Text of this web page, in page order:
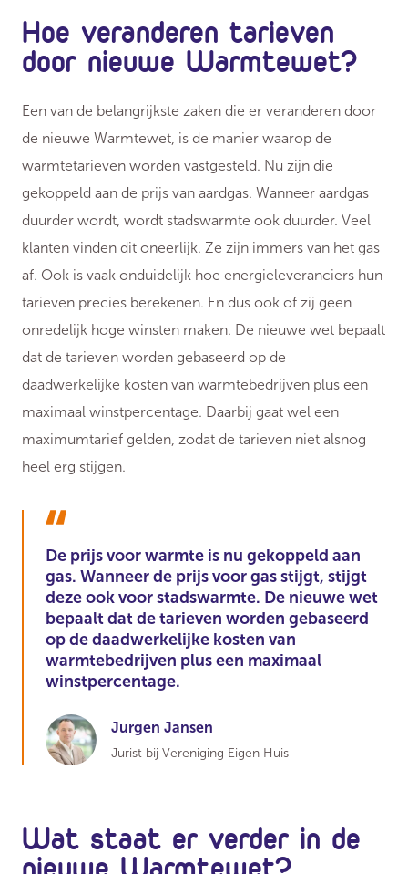
Hoe veranderen tarieven
door nieuwe Warmtewet?
Een van de belangrijkste zaken die er veranderen door
de nieuwe Warmtewet, is de manier waarop de
warmtetarieven worden vastgesteld. Nu zijn die
gekoppeld aan de prijs van aardgas. Wanneer aardgas
duurder wordt, wordt stadswarmte ook duurder. Veel
klanten vinden dit oneerlijk. Ze zijn immers van het gas
af. Ook is vaak onduidelijk hoe energieleveranciers hun
tarieven precies berekenen. En dus ook of zij geen
onredelijk hoge winsten maken. De nieuwe wet bepaalt
dat de tarieven worden gebaseerd op de
daadwerkelijke kosten van warmtebedrijven plus een
maximaal winstpercentage. Daarbij gaat wel een
maximumtarief gelden, zodat de tarieven niet alsnog
heel erg stijgen.
De prijs voor warmte is nu gekoppeld aan
gas. Wanneer de prijs voor gas stijgt, stijgt
deze ook voor stadswarmte. De nieuwe wet
bepaalt dat de tarieven worden gebaseerd
op de daadwerkelijke kosten van
warmtebedrijven plus een maximaal
winstpercentage.
Jurgen Jansen
Jurist bij Vereniging Eigen Huis
Wat staat er verder in de